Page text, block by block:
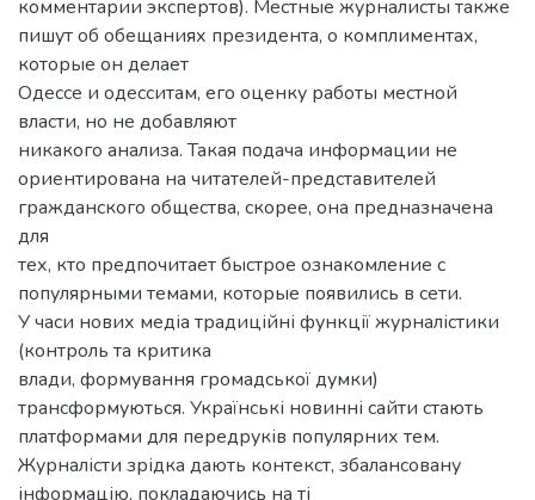
комментарии экспертов). Местные журналисты также
пишут об обещаниях президента, о комплиментах,
которые он делает
Одессе и одесситам, его оценку работы местной
власти, но не добавляют
никакого анализа. Такая подача информации не
ориентирована на читателей-представителей
гражданского общества, скорее, она предназначена
для
тех, кто предпочитает быстрое ознакомление с
популярными темами, которые появились в сети.
У часи нових медіа традиційні функції журналістики
(контроль та критика
влади, формування громадської думки)
трансформуються. Українські новинні сайти стають
платформами для передруків популярних тем.
Журналісти зрідка дають контекст, збалансовану
інформацію, покладаючись на ті